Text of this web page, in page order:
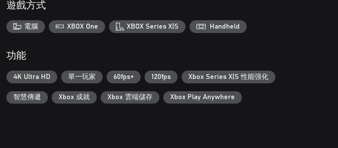
遊戲方式
電腦 XBOX One XBOX Series X|S Handheld
功能
4K Ultra HD 單一玩家 60fps+ 120fps Xbox Series X|S 性能强化
智慧傳遞 Xbox 成就 Xbox 雲端儲存 Xbox Play Anywhere